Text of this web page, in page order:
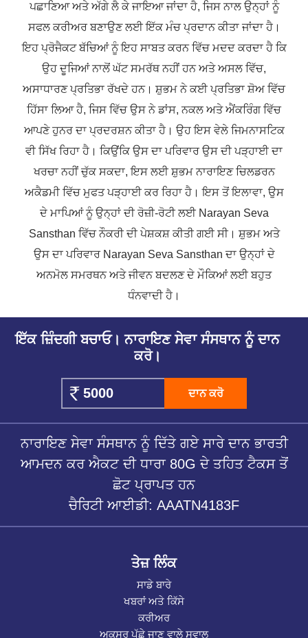
ਪਛਾਣਿਆ ਅਤੇ ਅੱਗੇ ਲੈ ਕੇ ਜਾਇਆ ਜਾਂਦਾ ਹੈ, ਜਿਸ ਨਾਲ ਉਨ੍ਹਾਂ ਨੂੰ
ਸਫਲ ਕਰੀਅਰ ਬਣਾਉਣ ਲਈ ਇੱਕ ਮੰਚ ਪ੍ਰਦਾਨ ਕੀਤਾ ਜਾਂਦਾ ਹੈ।
ਇਹ ਪ੍ਰੋਜੈਕਟ ਬੱਚਿਆਂ ਨੂੰ ਇਹ ਸਾਬਤ ਕਰਨ ਵਿੱਚ ਮਦਦ ਕਰਦਾ ਹੈ ਕਿ
ਉਹ ਦੂਜਿਆਂ ਨਾਲੋਂ ਘੱਟ ਸਮਰੱਥ ਨਹੀਂ ਹਨ ਅਤੇ ਅਸਲ ਵਿੱਚ,
ਅਸਾਧਾਰਣ ਪ੍ਰਤਿਭਾ ਰੱਖਦੇ ਹਨ। ਸ਼ੁਭਮ ਨੇ ਕਈ ਪ੍ਰਤਿਭਾ ਸ਼ੋਅ ਵਿੱਚ
ਹਿੱਸਾ ਲਿਆ ਹੈ, ਜਿਸ ਵਿੱਚ ਉਸ ਨੇ ਡਾਂਸ, ਨਕਲ ਅਤੇ ਐਂਕਰਿੰਗ ਵਿੱਚ
ਆਪਣੇ ਹੁਨਰ ਦਾ ਪ੍ਰਦਰਸ਼ਨ ਕੀਤਾ ਹੈ। ਉਹ ਇਸ ਵੇਲੇ ਜਿਮਨਾਸਟਿਕ
ਵੀ ਸਿੱਖ ਰਿਹਾ ਹੈ। ਕਿਉਂਕਿ ਉਸ ਦਾ ਪਰਿਵਾਰ ਉਸ ਦੀ ਪੜ੍ਹਾਈ ਦਾ
ਖਰਚਾ ਨਹੀਂ ਚੁੱਕ ਸਕਦਾ, ਇਸ ਲਈ ਸ਼ੁਭਮ ਨਾਰਾਇਣ ਚਿਲਡਰਨ
ਅਕੈਡਮੀ ਵਿੱਚ ਮੁਫਤ ਪੜ੍ਹਾਈ ਕਰ ਰਿਹਾ ਹੈ। ਇਸ ਤੋਂ ਇਲਾਵਾ, ਉਸ
ਦੇ ਮਾਪਿਆਂ ਨੂੰ ਉਨ੍ਹਾਂ ਦੀ ਰੋਜ਼ੀ-ਰੋਟੀ ਲਈ Narayan Seva
Sansthan ਵਿੱਚ ਨੌਕਰੀ ਦੀ ਪੇਸ਼ਕਸ਼ ਕੀਤੀ ਗਈ ਸੀ। ਸ਼ੁਭਮ ਅਤੇ
ਉਸ ਦਾ ਪਰਿਵਾਰ Narayan Seva Sansthan ਦਾ ਉਨ੍ਹਾਂ ਦੇ
ਅਨਮੋਲ ਸਮਰਥਨ ਅਤੇ ਜੀਵਨ ਬਦਲਣ ਦੇ ਮੌਕਿਆਂ ਲਈ ਬਹੁਤ
ਧੰਨਵਾਦੀ ਹੈ।
ਇੱਕ ਜ਼ਿੰਦਗੀ ਬਚਾਓ। ਨਾਰਾਇਣ ਸੇਵਾ ਸੰਸਥਾਨ ਨੂੰ ਦਾਨ
ਕਰੋ।
ਦਾਨ ਕਰੋ
ਨਾਰਾਇਣ ਸੇਵਾ ਸੰਸਥਾਨ ਨੂੰ ਦਿੱਤੇ ਗਏ ਸਾਰੇ ਦਾਨ ਭਾਰਤੀ
ਆਮਦਨ ਕਰ ਐਕਟ ਦੀ ਧਾਰਾ 80G ਦੇ ਤਹਿਤ ਟੈਕਸ ਤੋਂ
ਛੋਟ ਪ੍ਰਾਪਤ ਹਨ
ਚੈਰਿਟੀ ਆਈਡੀ: AAATN4183F
ਤੇਜ਼ ਲਿੰਕ
ਸਾਡੇ ਬਾਰੇ
ਖਬਰਾਂ ਅਤੇ ਕਿੱਸੇ
ਕਰੀਅਰ
ਅਕਸਰ ਪੁੱਛੇ ਜਾਣ ਵਾਲੇ ਸਵਾਲ